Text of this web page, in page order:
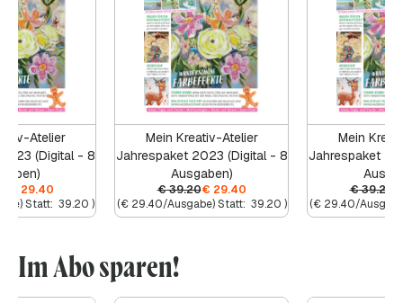
Atelier
(Digital - 8
29.40
Statt: 39.20 )
Mein Kreativ-Atelier
Jahrespaket 2023 (Digital - 8
Ausgaben)
€39.20€ 29.40
(€29.40/Ausgabe) Statt: 39.20 )
Mein
Jahrespaket
€39.20
(€29.40/
Im Abo sparen!